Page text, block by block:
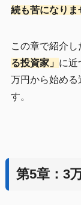
続も苦になりま
この章で紹介し
る投資家」 に近
万円から始める
す。
第5章：3